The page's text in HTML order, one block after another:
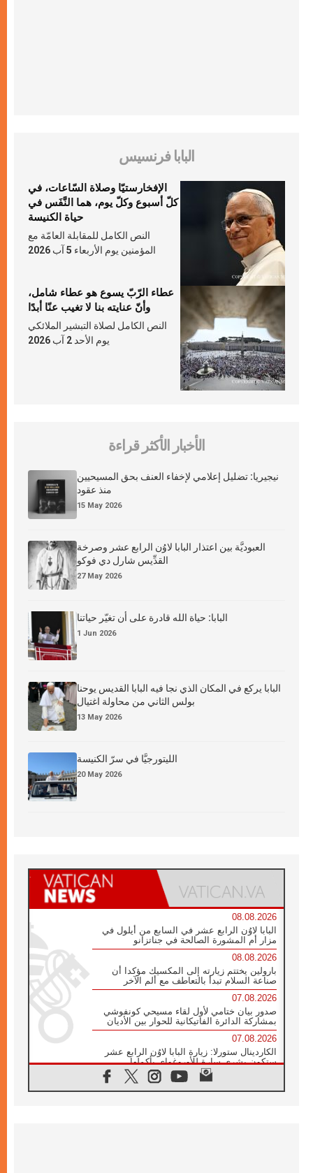
البابا فرنسيس
الإفخارستيّا وصلاة السّاعات، في
كلّ أسبوع وكلّ يوم، هما النَّفَس في
حياة الكنيسة
النص الكامل للمقابلة العامّة مع
المؤمنين يوم الأربعاء 5 آب 2026
عطاء الرّبّ يسوع هو عطاء شامل،
وأنّ عنايته بنا لا تغيب عنّا أبدًا
النص الكامل لصلاة التبشير الملائكي
يوم الأحد 2 آب 2026
الأخبار الأكثر قراءة
نيجيريا: تضليل إعلامي لإخفاء العنف بحق المسيحيين
منذ عقود
15 May 2026
العبوديَّة بين اعتذار البابا لاوُن الرابع عشر وصرخة
القدِّيس شارل دي فوكو
27 May 2026
البابا: حياة الله قادرة على أن تغيّر حياتنا
1 Jun 2026
البابا يركع في المكان الذي نجا فيه البابا القديس يوحنا
بولس الثاني من محاولة اغتيال
13 May 2026
الليتورجيَّا في سرّ الكنيسة
20 May 2026
08.08.2026
البابا لاوُن الرابع عشر في السابع من أيلول في
مزار أم المشورة الصالحة في جناتزانو
08.08.2026
بارولين يختتم زيارته إلى المكسيك مؤكدا أن
صناعة السلام تبدأ بالتعاطف مع ألم الآخر
07.08.2026
صدور بيان ختامي لأول لقاء مسيحي كونفوشي
بمشاركة الدائرة الفاتيكانية للحوار بين الأديان
07.08.2026
الكاردينال ستورلا: زيارة البابا لاوُن الرابع عشر
ستكون بشرى سارة للأوروغواي بأكملها
الفاتيكان يعلن برنامج الزيارة الرسولية للبابا لاوُن